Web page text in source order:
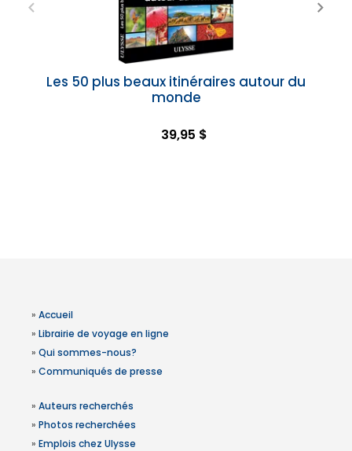
Les 50 plus beaux itinéraires autour du
monde
39,95 $
» Accueil
» Librairie de voyage en ligne
» Qui sommes-nous?
» Communiqués de presse
» Auteurs recherchés
» Photos recherchées
» Emplois chez Ulysse